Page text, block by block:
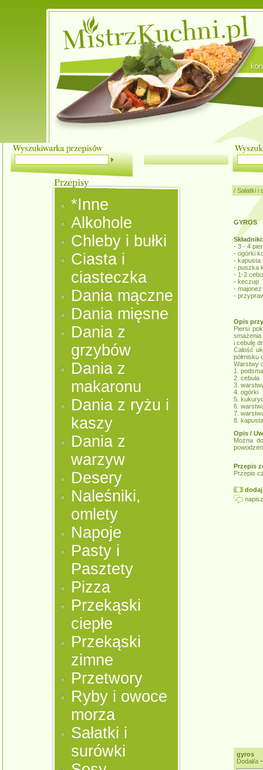
*Inne
Alkohole
Chleby i bułki
Ciasta i
ciasteczka
Dania mączne
Dania mięsne
Dania z
grzybów
Dania z
makaronu
Dania z ryżu i
kaszy
Dania z
warzyw
Desery
Naleśniki,
omlety
Napoje
Pasty i
Pasztety
Pizza
Przekąski
ciepłe
Przekąski
zimne
Przetwory
Ryby i owoce
morza
Sałatki i
surówki
/ Sałatki i
GYROS
- 3 - 4
- ogórki
- kapusta
- puszka
- 1-2
- keczup
- majonez
-
Opis
Piersi
i cebulę
Całość
półmisku
Warstwy
1.
2. cebula
3.
4. ogórki
5.
6.
7.
8.
Opis /
Można
Przepis
Przepis
gyros
Dodał/a